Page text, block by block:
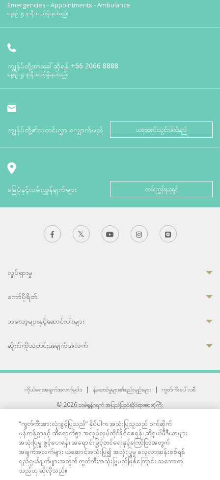
Emergencies - Appointments - Ambulance
နေ့စဉ် ၂၄ နာရီ အသင့်ရှိနေပါသည်။
ကျွန်ုပ်တို့အားခေါ်ဆိုရန် +66 2066 8888
နေ့စဉ် ၂၄ နာရီ အသင့်ရှိနေပါသည်။
ကျွန်ုပ်တို့၏သတင်းလွှာ လျှောက်မည် ယခုစာရင်းသွင်းပါဝင်မည်
မြေပုံနှင့်လမ်းညွှန်ချက်များ လမ်းညွှန်ရယူရန်
လှုပ်ရှားမှု
ကော်ပိုရိတ်
ဘလော့များနှင့်ဆောင်းပါးများ
ဆိုက်ကိုသတင်းအချက်အလက်
ကိုယ်ရေးအချက်အလက်မူဝါဒ | န်ဆောင်မှုများ၏စည်းမျဉ်းများ |
ကွတ်ကီးပေါ်လစီ
© 2026 ဘမ်ရွန်ဂရက် အပြည်ပြည်ဆိုင်ရာဆေးရုံကြီး
33 Sukhumvit 3, Wattana, Bangkok 10110 Thailand.
All rights reserved.
“ကွတ်ကီးအားလုံးခွင့်ပြုသည်” နှိပ်ပါက အသုံးပြုသူသည် ဝက်ဆိုက်
မှန်ကန်စွာနှင့် ထိရောက်စွာ အလုပ်လုပ်ကိုင်နိုင်စေရန်၊ ဆိုရှယ်မီဒီယာများ
အသုံးပြုမှု ဖွင့်ပေးရန်၊ အရောင်းမြှင့်တင်ရေးနှင့်ကြော်ငြာအတွက်
အချက်အလက်များ ယူဆောင်အသုံးပြု၍ အသုံးပြုမှု လေ့လာဆန်းစစ်ရန်
ရည်ရွယ်ချက်များအတွက် ကွတ်ကီးအသုံးပြုမည်ဖြစ်ကြောင်း သဘောတူ
သည်ဟု ဆိုလိုသည်။